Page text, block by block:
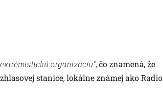
organizáciu“, čo znamená, že
stanice, lokálne známej ako Radio